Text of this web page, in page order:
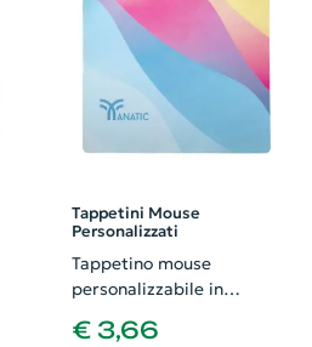
Tappetini Mouse
Personalizzati
Tappetino mouse
personalizzabile in
300×250mm
€ 3,66